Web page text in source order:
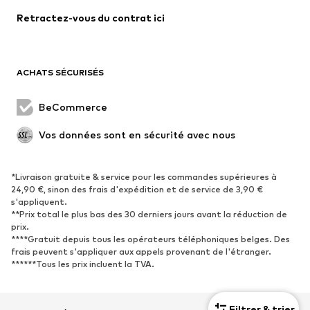
Manteaux
Jupes
Occasions spéciales
Nouveautés
Tendance
Baskets
Escarpins et talons hauts
Bottes
Sandales
Chaussures basses
Chaussures de sport
Retractez-vous du contrat ici
ACHATS SÉCURISÉS
BeCommerce
Vos données sont en sécurité avec nous
*Livraison gratuite & service pour les commandes supérieures à
24,90 €, sinon des frais d'expédition et de service de 3,90 €
s'appliquent.
**Prix total le plus bas des 30 derniers jours avant la réduction de
prix.
****Gratuit depuis tous les opérateurs téléphoniques belges. Des
frais peuvent s'appliquer aux appels provenant de l'étranger.
******Tous les prix incluent la TVA.